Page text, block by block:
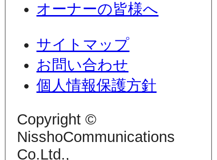
オーナーの皆様へ
サイトマップ
お問い合わせ
個人情報保護方針
Copyright ©
NisshoCommunications
Co.Ltd.,